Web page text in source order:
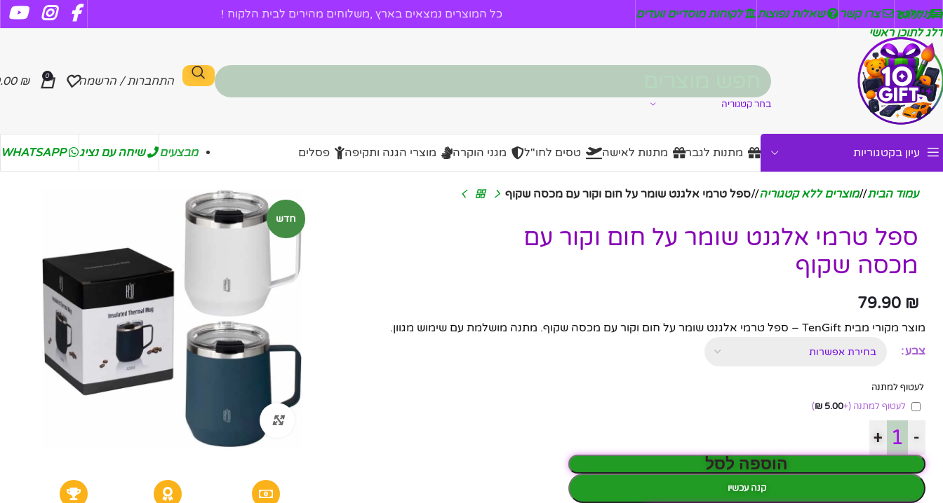
דלג לניווט
דלג לתוכן ראשי
ניזלטר צרו קשר שאלות נפוצות לקוחות מוסדיים וועדים כל המוצרים נמצאים בארץ ,משלוחים מהירים לבית הלקוח !
בחר קטגוריה
התחברות / הרשמה 0
₪
עיון בקטגוריות מתנות לגבר מתנות לאישה טסים לחו"ל מגני הוקרה מוצרי הגנה ותקיפה פסלים מבצעים שיחה עם נציג WHATSAPP
חדש
לחץ להגדלה
עמוד הבית/ מוצרים ללא קטגוריה/ ספל טרמי אלגנט שומר על חום וקור עם מכסה שקוף
ספל טרמי אלגנט שומר על חום וקור עם
מכסה שקוף
79.90 ₪
מוצר מקורי מבית TenGift – ספל טרמי אלגנט שומר על חום וקור עם מכסה שקוף. מתנה מושלמת עם שימוש מגוון.
צבע
לעטוף למתנה
לעטוף למתנה(+
5.00
₪
)
-
+
הוספה לסל
קנה עכשיו